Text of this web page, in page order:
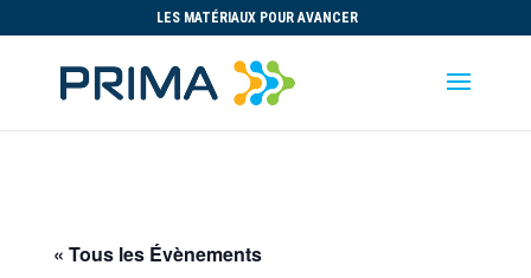
LES MATÉRIAUX POUR AVANCER
« Tous les Évènements